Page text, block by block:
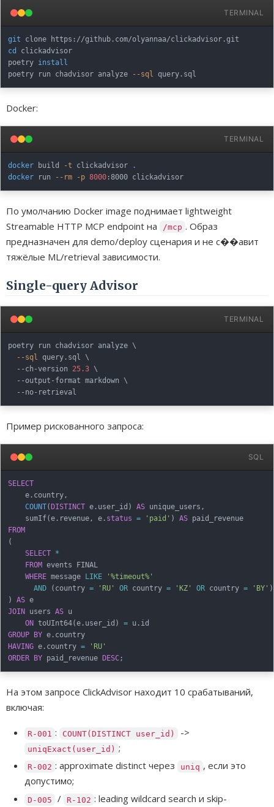
TERMINAL
git
cd
clickadvisor
poetry install
poetry run chadvisor analyze
--sql
Docker:
TERMINAL
docker build -t clickadvisor
.
docker run --rm -p 8000
По умолчанию Docker image поднимает lightweight
Streamable HTTP MCP endpoint на
/mcp . Образ
предназначен для demo/deploy сценария и не с��авит
тяжёлые ML/retrieval зависимости.
Single-query Advisor
TERMINAL
poetry run chadvisor analyze \
--sql query.sql \
  --ch-version
25.3 \
  --output-format markdown
\
Пример рискованного запроса:
SQL
SELECT
    e
. country,
COUNT( DISTINCT e . user_id ) AS unique_users ,
    sumIf
(e . revenue, e . status = 'paid' ) AS
FROM
(
SELECT *
FROM events FINAL
WHERE message LIKE
'%timeout%'
AND
( country = 'RU' OR country = 'KZ' OR country = 'BY' )
)
AS
JOIN users AS u
ON toUInt64(e . user_id ) = u .
GROUP
BY e .
HAVING e . country =
'RU'
ORDER
BY paid_revenue DESC;
На этом запросе ClickAdvisor находит 10 срабатываний,
включая:
R-001 : COUNT(DISTINCT user_id) ->
uniqExact(user_id) ;
R-002 : approximate distinct через uniq , если это
допустимо;
D-005 / R-102 : leading wildcard search и skip-